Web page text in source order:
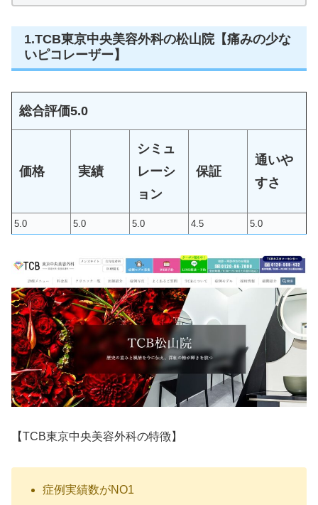
1.TCB東京中央美容外科の松山院【痛みの少な
いピコレーザー】
総合評価5.0
価格 実績
シミュ
レーシ
ョン
保証
通いや
すさ
5.0 5.0 5.0 4.5 5.0
【TCB東京中央美容外科の特徴】
症例実績数がNO1